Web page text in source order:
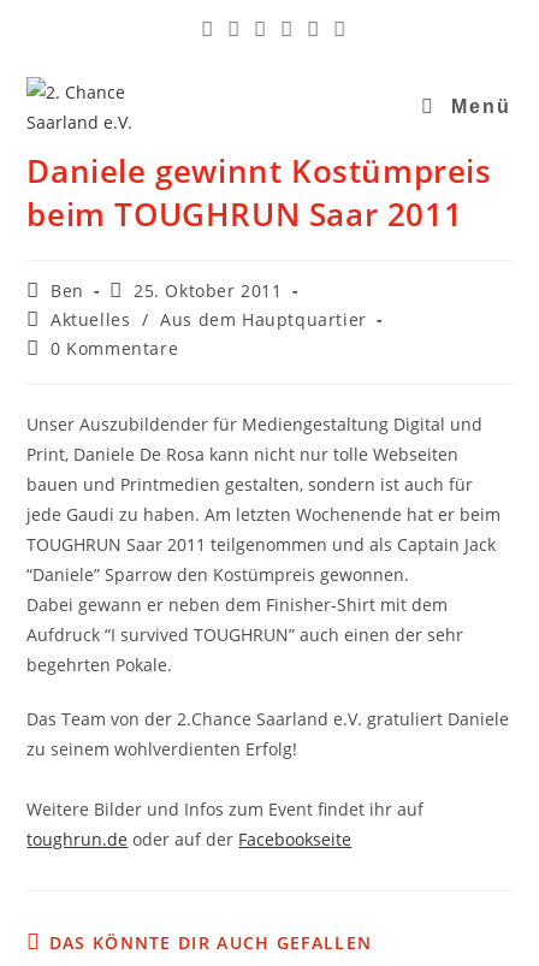
Menü
Daniele gewinnt Kostümpreis
beim TOUGHRUN Saar 2011
Ben
25. Oktober 2011
Aktuelles / Aus dem Hauptquartier
0 Kommentare
Unser Auszubildender für Mediengestaltung Digital und
Print, Daniele De Rosa kann nicht nur tolle Webseiten
bauen und Printmedien gestalten, sondern ist auch für
jede Gaudi zu haben. Am letzten Wochenende hat er beim
TOUGHRUN Saar 2011 teilgenommen und als Captain Jack
“Daniele” Sparrow den Kostümpreis gewonnen.
Dabei gewann er neben dem Finisher-Shirt mit dem
Aufdruck “I survived TOUGHRUN” auch einen der sehr
begehrten Pokale.
Das Team von der 2.Chance Saarland e.V. gratuliert Daniele
zu seinem wohlverdienten Erfolg!
Weitere Bilder und Infos zum Event findet ihr auf
toughrun.de oder auf der Facebookseite
DAS KÖNNTE DIR AUCH GEFALLEN